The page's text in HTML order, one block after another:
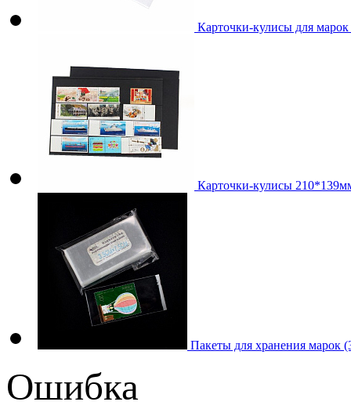
Карточки-кулисы для
Карточки-кулисы
Пакеты для хранения марок
Ошибка